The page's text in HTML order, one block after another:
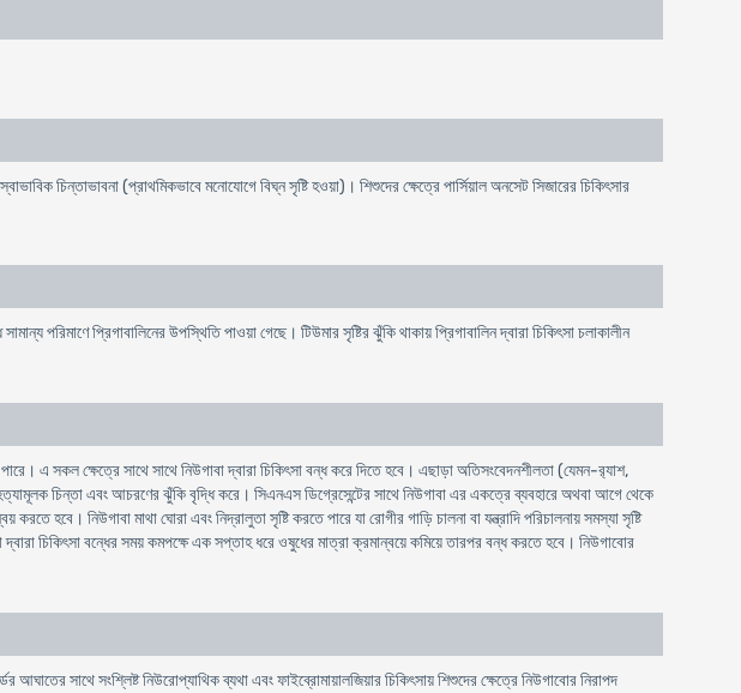
চিন্তাভাবনা (প্রাথমিকভাবে মনোযোগে বিঘ্ন সৃষ্টি হওয়া)। শিশুদের ক্ষেত্রে পার্সিয়াল অনসেট সিজারের চিকিৎসার
পরিমাণে প্রিগাবালিনের উপস্থিতি পাওয়া গেছে। টিউমার সৃষ্টির ঝুঁকি থাকায় প্রিগাবালিন দ্বারা চিকিৎসা চলাকালীন
এ সকল ক্ষেত্রে সাথে সাথে নিউগাবা দ্বারা চিকিৎসা বন্ধ করে দিতে হবে। এছাড়া অতিসংবেদনশীলতা (যেমন-র‍্যাশ,
চিন্তা এবং আচরণের ঝুঁকি বৃদ্ধি করে। সিএনএস ডিগ্রেসেন্টের সাথে নিউগাবা এর একত্রে ব্যবহারে অথবা আগে থেকে
হবে। নিউগাবা মাথা ঘোরা এবং নিদ্রালুতা সৃষ্টি করতে পারে যা রোগীর গাড়ি চালনা বা যন্ত্রাদি পরিচালনায় সমস্যা সৃষ্টি
দ্বারা চিকিৎসা বন্ধের সময় কমপক্ষে এক সপ্তাহ ধরে ওষুধের মাত্রা ক্রমান্বয়ে কমিয়ে তারপর বন্ধ করতে হবে। নিউগাবাের
আঘাতের সাথে সংশ্লিষ্ট নিউরোপ্যাথিক ব্যথা এবং ফাইব্রোমায়ালজিয়ার চিকিৎসায় শিশুদের ক্ষেত্রে নিউগাবাের নিরাপদ